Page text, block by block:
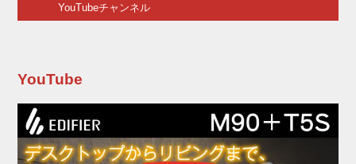
YouTubeチャンネル
YouTube